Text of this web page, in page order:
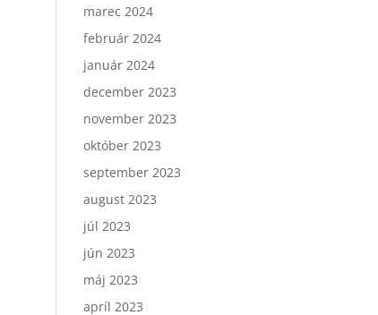
marec 2024
február 2024
január 2024
december 2023
november 2023
október 2023
september 2023
august 2023
júl 2023
jún 2023
máj 2023
apríl 2023